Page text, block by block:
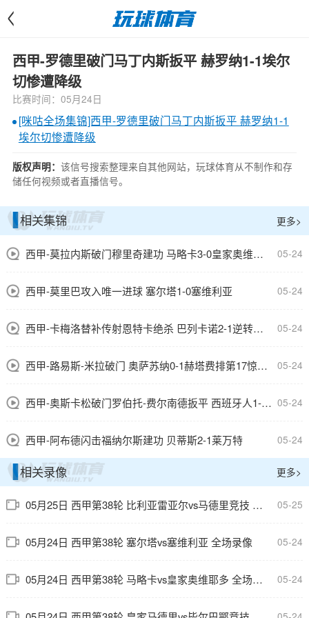
<
西甲-罗德里破门马丁内斯扳平 赫罗纳1-1埃尔
切惨遭降级
比赛时间：05月24日
[咪咕全场集锦]西甲-罗德里破门马丁内斯扳平 赫罗纳1-1
埃尔切惨遭降级
版权声明： 该信号搜索整理来自其他网站，玩球体育从不制作和存
储任何视频或者直播信号。
相关集锦 更多>
西甲-莫拉内斯破门穆里奇建功 马略卡3-0皇家奥维耶多仍遭降级 05-24
西甲-莫里巴攻入唯一进球 塞尔塔1-0塞维利亚 05-24
西甲-卡梅洛替补传射恩特卡绝杀 巴列卡诺2-1逆转阿拉维斯 05-24
西甲-路易斯-米拉破门 奥萨苏纳0-1赫塔费排第17惊险保级 05-24
西甲-奥斯卡松破门罗伯托-费尔南德扳平 西班牙人1-1皇家社会 05-24
西甲-阿布德闪击福纳尔斯建功 贝蒂斯2-1莱万特 05-24
相关录像 更多>
05月25日 西甲第38轮 比利亚雷亚尔vs马德里竞技 全场录像 05-25
05月24日 西甲第38轮 塞尔塔vs塞维利亚 全场录像 05-24
05月24日 西甲第38轮 马略卡vs皇家奥维耶多 全场录像 05-24